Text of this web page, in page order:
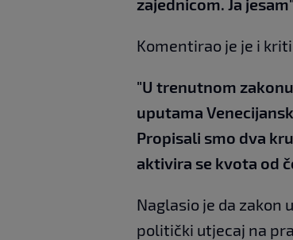
Komentirao je je i
"U trenutnom
uputama
Propisali smo dva
aktivira se kvota od
Naglasio je da zakon
politički utjecaj na